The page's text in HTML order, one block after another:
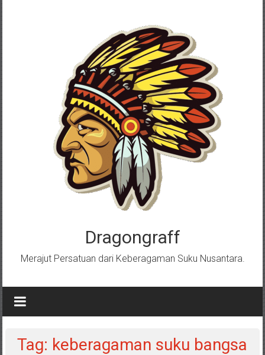
Dragongraff
Merajut Persatuan dari Keberagaman Suku Nusantara.
Tag: keberagaman suku bangsa